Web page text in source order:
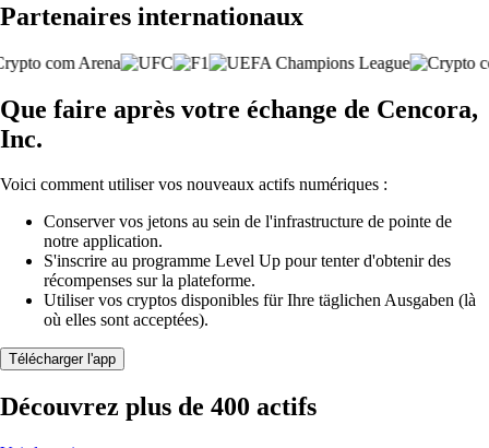
Partenaires internationaux
Que faire après votre échange de Cencora,
Inc.
Voici comment utiliser vos nouveaux actifs numériques :
Conserver vos jetons au sein de l'infrastructure de pointe de
notre application.
S'inscrire au programme Level Up pour tenter d'obtenir des
récompenses sur la plateforme.
Utiliser vos cryptos disponibles für Ihre täglichen Ausgaben (là
où elles sont acceptées).
Télécharger l'app
Découvrez plus de 400 actifs